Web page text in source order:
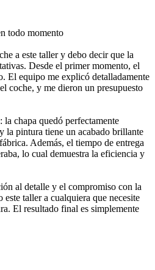
todo momento
a este taller y debo decir que la
Desde el primer momento, el
El equipo me explicó detalladamente
coche, y me dieron un presupuesto
chapa quedó perfectamente
la pintura tiene un acabado brillante
Además, el tiempo de entrega
lo cual demuestra la eficiencia y
al detalle y el compromiso con la
taller a cualquiera que necesite
El resultado final es simplemente